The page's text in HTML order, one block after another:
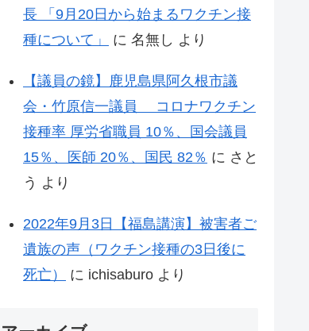
長 「9月20日から始まるワクチン接
種について」
に 名無し より
【議員の鏡】鹿児島県阿久根市議
会・竹原信一議員 コロナワクチン
接種率 厚労省職員 10％、国会議員
15％、医師 20％、国民 82％ に さと
う より
2022年9月3日【福島講演】被害者ご
遺族の声（ワクチン接種の3日後に
死亡）
に ichisaburo より